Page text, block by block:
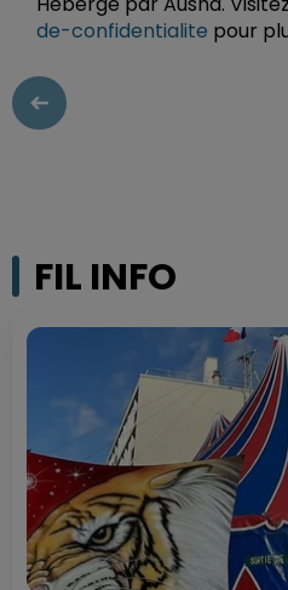
de-confidentialite pour
FIL INFO